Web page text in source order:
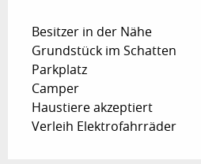
Besitzer in der Nähe
Grundstück im Schatten
Parkplatz
Camper
Haustiere akzeptiert
Verleih Elektrofahrräder